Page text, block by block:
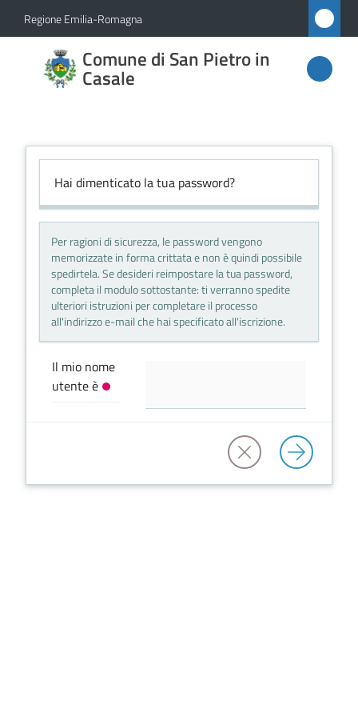
Vai al contenuto
Vai alla navigazione
Vai al footer
Regione Emilia-Romagna
Comune di San Pietro in
Casale
Comune
di San
Casale
Amministrazione
Novità
Servizi
Vivere
Hai dimenticato la tua password?
Per ragioni di sicurezza, le password vengono
memorizzate in forma crittata e non è quindi possibile
spedirtela. Se desideri reimpostare la tua password,
completa il modulo sottostante: ti verranno spedite
ulteriori istruzioni per completare il processo
all'indirizzo e-mail che hai specificato all'iscrizione.
Il mio nome
utente è